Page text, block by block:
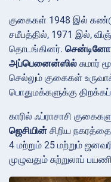
குகைகள் 1948 இல்
சமீபத்தில், 1971 இல்,
தொடங்கினர். சென்டினோ
அப்பெனைன்ஸில் சுமார்
செல்லும் குகைகள்
பொதுமக்களுக்கு
காரில் ஃப்ராசாசி
ஜெசியின் சிறிய
4 மற்றும் 25 மற்றும்
முழுவதும் சுற்றுலாப்